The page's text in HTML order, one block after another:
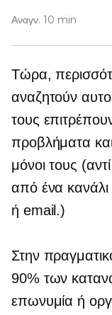
Αναγν. 10 min
Τώρα,
αναζητούν
τους
προβλήματα
μόνοι τους
από ένα
ή email.)
Στην
90% των
επωνυμία ή